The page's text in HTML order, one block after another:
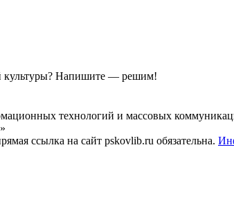
Напишите — решим!
технологий и массовых
ссылка на сайт pskovlib.ru обязательна.